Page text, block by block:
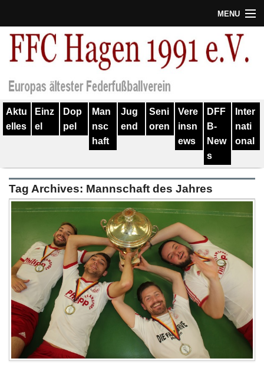
MENU
Termine
Verein
Geschichte
Training
Spieler
Impressum
Aktu
elles
Einz
el
Dop
pel
Man
nsc
haft
Jug
end
Seni
oren
Vere
insn
ews
DFF
B-
New
s
Inter
nati
onal
Tag Archives: Mannschaft des Jahres